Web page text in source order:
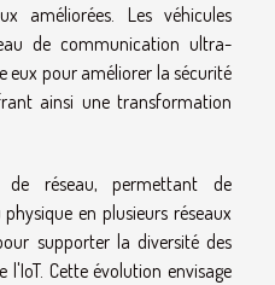
améliorées. Les véhicules
de communication ultra-
pour améliorer la sécurité
ainsi une transformation
réseau, permettant de
en plusieurs réseaux
supporter la diversité des
l'IoT. Cette évolution envisage